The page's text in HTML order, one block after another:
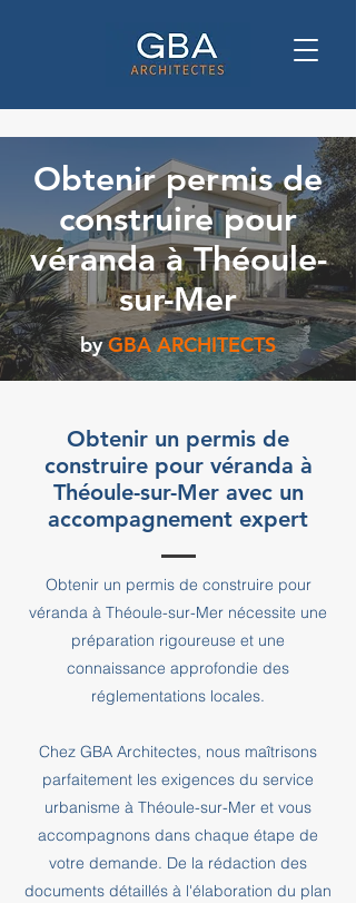
Obtenir permis de
construire pour
véranda à Théoule-
sur-Mer
by GBA ARCHITECTS
Obtenir un permis de
construire pour véranda à
Théoule-sur-Mer avec un
accompagnement expert
Obtenir un permis de construire pour
véranda à Théoule-sur-Mer nécessite une
préparation rigoureuse et une
connaissance approfondie des
réglementations locales.
Chez GBA Architectes, nous maîtrisons
parfaitement les exigences du service
urbanisme à Théoule-sur-Mer et vous
accompagnons dans chaque étape de
votre demande. De la rédaction des
documents détaillés à l'élaboration du plan